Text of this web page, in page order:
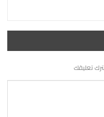
تعليقك